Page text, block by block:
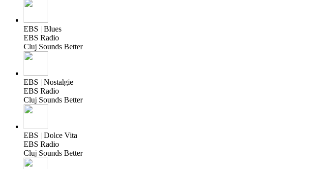
EBS | Blues
EBS Radio
Cluj Sounds Better
EBS | Nostalgie
EBS Radio
Cluj Sounds Better
EBS | Dolce Vita
EBS Radio
Cluj Sounds Better